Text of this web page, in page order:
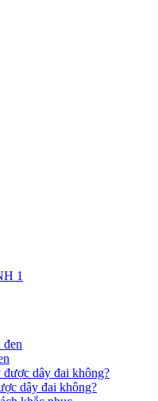
1
dây đai không?